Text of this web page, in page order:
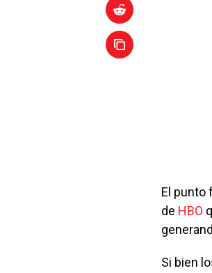
El punto
de HBO
Si bien